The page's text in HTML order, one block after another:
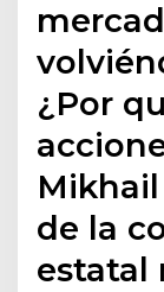
¿Por
de la
estatal